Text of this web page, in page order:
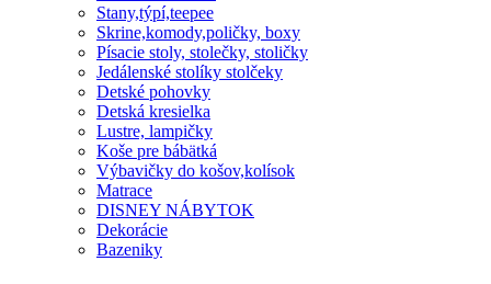
Stany,týpí,teepee
Skrine,komody,poličky, boxy
Písacie stoly, stolečky, stoličky
Jedálenské stolíky stolčeky
Detské pohovky
Detská kresielka
Lustre, lampičky
Koše pre bábätká
Výbavičky do košov,kolísok
Matrace
DISNEY NÁBYTOK
Dekorácie
Bazeniky